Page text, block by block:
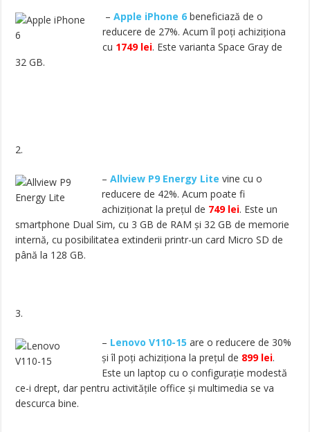
–Apple iPhone 6 beneficiază de o
reducere de 27%. Acum îl poți achiziționa
cu 1749 lei. Este varianta Space Gray de
32 GB.
2.
–Allview P9 Energy Lite vine cu o
reducere de 42%. Acum poate fi
achiziționat la prețul de 749 lei. Este un
smartphone Dual Sim, cu 3 GB de RAM și 32 GB de memorie
internă, cu posibilitatea extinderii printr-un card Micro SD de
până la 128 GB.
3.
– Lenovo V110-15 are o reducere de 30%
și îl poți achiziționa la prețul de 899 lei.
Este un laptop cu o configurație modestă
ce-i drept, dar pentru activitățile office și multimedia se va
descurca bine.